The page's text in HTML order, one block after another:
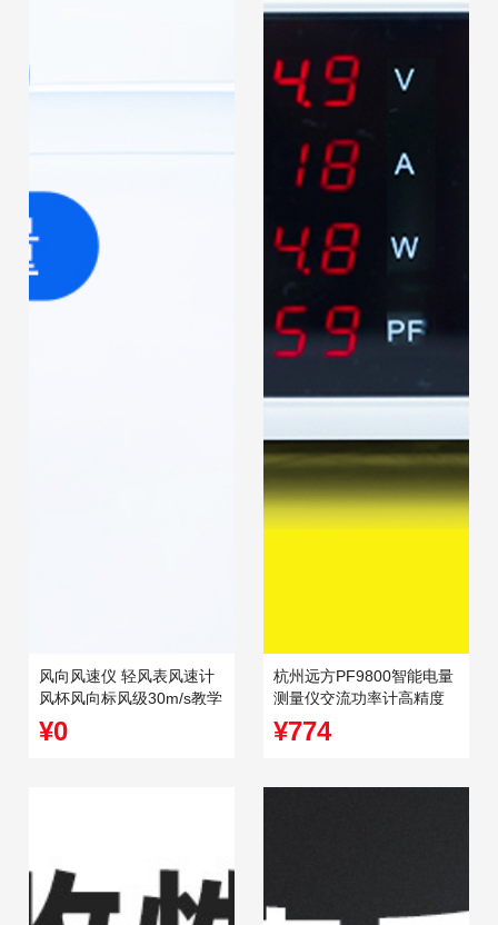
风向风速仪 轻风表风速计
风杯风向标风级30m/s教学
航海气象便携式
¥0
杭州远方PF9800智能电量
测量仪交流功率计高精度
电参数表
¥774